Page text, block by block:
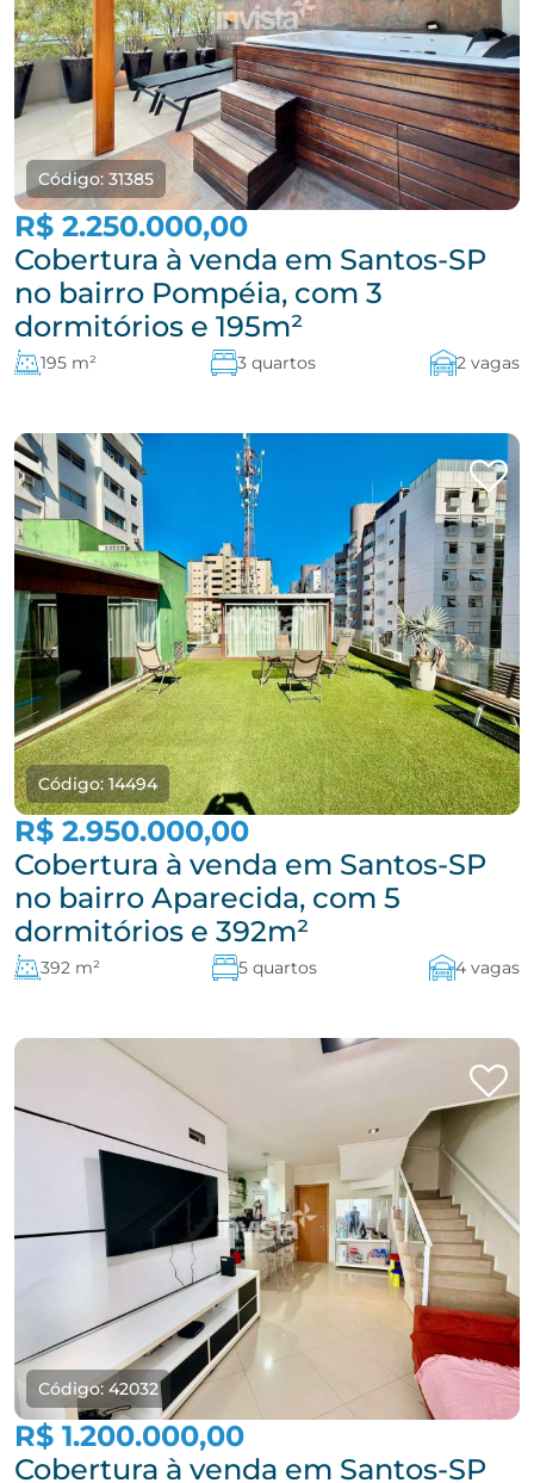
Código: 31385
R$ 2.250.000,00
Cobertura à venda em Santos-SP
no bairro Pompéia, com 3
dormitórios e 195m²
195 m² 3 quartos 2 vagas
Código: 14494
R$ 2.950.000,00
Cobertura à venda em Santos-SP
no bairro Aparecida, com 5
dormitórios e 392m²
392 m² 5 quartos 4 vagas
Código: 42032
R$ 1.200.000,00
Cobertura à venda em Santos-SP